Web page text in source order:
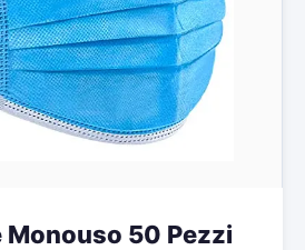
Monouso 50 Pezzi